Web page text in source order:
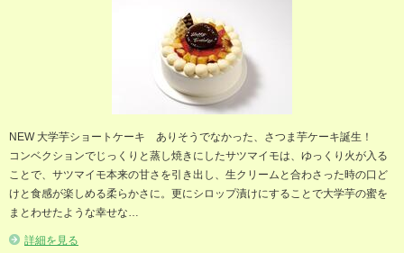
NEW 大学芋ショートケーキ ありそうでなかった、さつま芋ケーキ誕生！
コンベクションでじっくりと蒸し焼きにしたサツマイモは、ゆっくり火が入る
ことで、サツマイモ本来の甘さを引き出し、生クリームと合わさった時の口ど
けと食感が楽しめる柔らかさに。更にシロップ漬けにすることで大学芋の蜜を
まとわせたような幸せな…
詳細を見る